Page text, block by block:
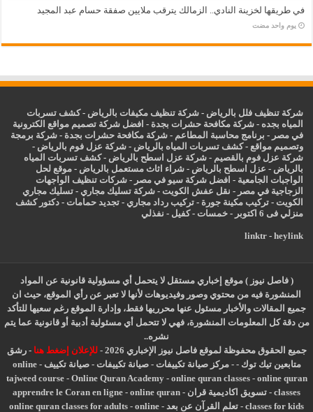
في طريقها لخزينة النادي.. الزمالك يترقب ملايين صفقة حسام عبد المجيد
‏يوم واحد مضت
شركة تنظيف فلل بالرياض -شركة تنظيف مكيفات بالرياض -كشف تسربات
المياه بجده -شركة مكافحة حشرات بجدة - افضل شركة تصميم مواقع الكترونية
في مصر - برنامج محاسبة المطاعم -شركة مكافحة حشرات بجدة -شركة برمجة
وتصميم مواقع -كشف تسربات المياه بالرياض -شركة عزل فوم بالرياض -
شركة عزل فوم بالقصيم -شركة عزل اسطح بالرياض -كشف تسربات المياه
بالرياض - عزل اسطح بالرياض -شراء اثاث مستعمل بالرياض - موقع لحل
الواجبات الجامعية - افضل شركة سيو في مصر -شركات تنظيف الواجهات
الزجاجية في مصر - نقل عفش الكويت -شركة تسليك مجاري -تسليك مجاري
الكويت -تركيب مكينة جورة -تركيب رداد مجاري -تجديد حمامات -دكتور كشف
منزلي فى 6 اكتوبر
-خمسات -كفيل - نفذلي
linktr- heylink
( فاصل نيوز ) موقع إخباري مستقل لا يتحمل أي مسؤولية قانونية عن المواد
المنشورة فيه من محتوي وصور وفيديوهات لأنها لا تعبر عن رأي الموقع، حيث ان
جميع المقالات والأخبار مسئول عنها محرريها فقط، وإدارة الموقع رغم سعيها للتأكد
من دقة كل المعلومات المنشورة، فهي لا تتحمل أي مسئولية أدبية أو قانونية عما يتم
نشره..
جميع الحقوق محفوظة لموقع فاصل نيوز الإخباري 2026 -
للإعلان إضغط هنا -رشق
متابعين تيك توك -
-مركز صيانة تكييفات -صيانة تكييفات -صيانة تكييف -
online
tajweed course- Online Quran Academy- online quran classes- online quran
classes
- تسويق اكاديمية قران -
apprendre le Coran en ligne - online quran
classes for kids
- تعلم القرآن عن بعد -
online quran classes for adults - online